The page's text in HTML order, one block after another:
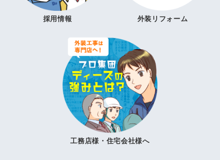
採用情報 外装リフォーム
工務店様・住宅会社様へ